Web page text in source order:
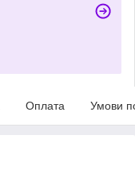
Оплата Умови